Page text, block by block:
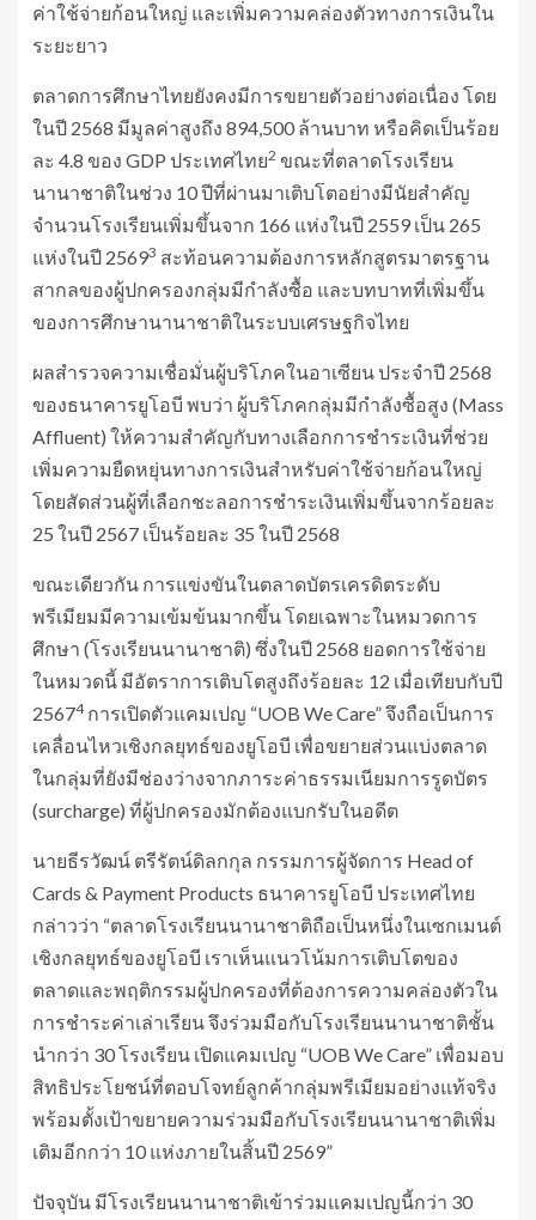
ค่าใช้จ่ายก้อนใหญ่ และเพิ่มความคล่องตัวทางการเงินใน
ระยะยาว
ตลาดการศึกษาไทยยังคงมีการขยายตัวอย่างต่อเนื่อง โดย
ในปี 2568 มีมูลค่าสูงถึง 894,500 ล้านบาท หรือคิดเป็นร้อย
ละ 4.8 ของ GDP ประเทศไทย2 ขณะที่ตลาดโรงเรียน
นานาชาติในช่วง 10 ปีที่ผ่านมาเติบโตอย่างมีนัยสำคัญ
จำนวนโรงเรียนเพิ่มขึ้นจาก 166 แห่งในปี 2559 เป็น 265
แห่งในปี 25693 สะท้อนความต้องการหลักสูตรมาตรฐาน
สากลของผู้ปกครองกลุ่มมีกำลังซื้อ และบทบาทที่เพิ่มขึ้น
ของการศึกษานานาชาติในระบบเศรษฐกิจไทย
ผลสำรวจความเชื่อมั่นผู้บริโภคในอาเซียน ประจำปี 2568
ของธนาคารยูโอบี พบว่า ผู้บริโภคกลุ่มมีกำลังซื้อสูง (Mass
Affluent) ให้ความสำคัญกับทางเลือกการชำระเงินที่ช่วย
เพิ่มความยืดหยุ่นทางการเงินสำหรับค่าใช้จ่ายก้อนใหญ่
โดยสัดส่วนผู้ที่เลือกชะลอการชำระเงินเพิ่มขึ้นจากร้อยละ
25 ในปี 2567 เป็นร้อยละ 35 ในปี 2568
ขณะเดียวกัน การแข่งขันในตลาดบัตรเครดิตระดับ
พรีเมียมมีความเข้มข้นมากขึ้น โดยเฉพาะในหมวดการ
ศึกษา (โรงเรียนนานาชาติ) ซึ่งในปี 2568 ยอดการใช้จ่าย
ในหมวดนี้ มีอัตราการเติบโตสูงถึงร้อยละ 12 เมื่อเทียบกับปี
25674การเปิดตัวแคมเปญ “UOB We Care” จึงถือเป็นการ
เคลื่อนไหวเชิงกลยุทธ์ของยูโอบี เพื่อขยายส่วนแบ่งตลาด
ในกลุ่มที่ยังมีช่องว่างจากภาระค่าธรรมเนียมการรูดบัตร
(surcharge) ที่ผู้ปกครองมักต้องแบกรับในอดีต
นายธีรวัฒน์ ตรีรัตน์ดิลกกุล กรรมการผู้จัดการ Head of
Cards & Payment Products ธนาคารยูโอบี ประเทศไทย
กล่าวว่า “ตลาดโรงเรียนนานาชาติถือเป็นหนึ่งในเซกเมนต์
เชิงกลยุทธ์ของยูโอบี เราเห็นแนวโน้มการเติบโตของ
ตลาดและพฤติกรรมผู้ปกครองที่ต้องการความคล่องตัวใน
การชำระค่าเล่าเรียน จึงร่วมมือกับโรงเรียนนานาชาติชั้น
นำกว่า 30 โรงเรียน เปิดแคมเปญ “UOB We Care” เพื่อมอบ
สิทธิประโยชน์ที่ตอบโจทย์ลูกค้ากลุ่มพรีเมียมอย่างแท้จริง
พร้อมตั้งเป้าขยายความร่วมมือกับโรงเรียนนานาชาติเพิ่ม
เติมอีกกว่า 10 แห่งภายในสิ้นปี 2569”
ปัจจุบัน มีโรงเรียนนานาชาติเข้าร่วมแคมเปญนี้กว่า 30